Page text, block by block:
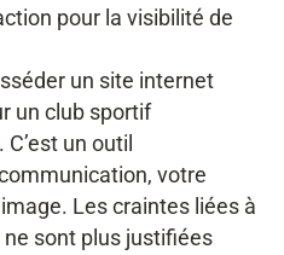
pour la visibilité de
un site internet
un club sportif
un outil
votre
Les craintes liées à
ne sont plus justifiées